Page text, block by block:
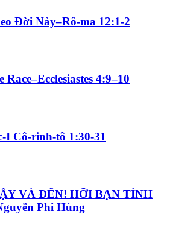
Đời Này–Rô-ma 12:1-2
Race–Ecclesiastes 4:9–10
I Cô-rinh-tô 1:30-31
VÀ ĐẾN! HỠI BẠN TÌNH
Phi Hùng